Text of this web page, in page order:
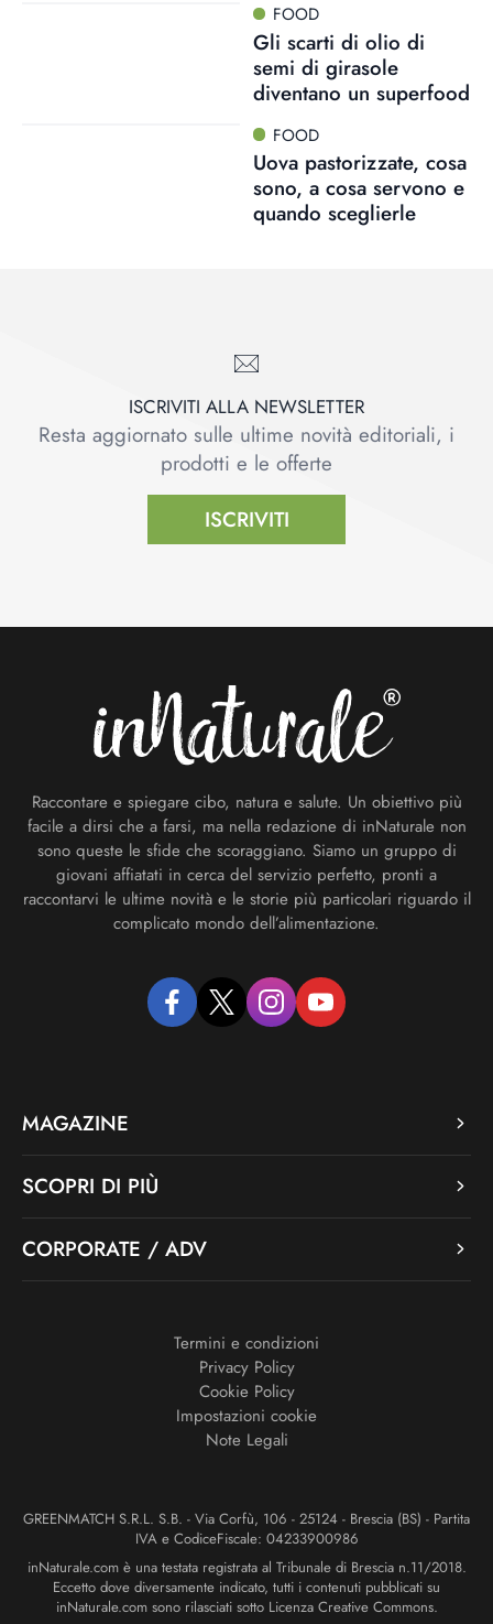
FOOD
Gli scarti di olio di
semi di girasole
diventano un superfood
FOOD
Uova pastorizzate, cosa
sono, a cosa servono e
quando sceglierle
ISCRIVITI ALLA NEWSLETTER
Resta aggiornato sulle ultime novità editoriali, i
prodotti e le offerte
ISCRIVITI
Raccontare e spiegare cibo, natura e salute. Un obiettivo più
facile a dirsi che a farsi, ma nella redazione di inNaturale non
sono queste le sfide che scoraggiano. Siamo un gruppo di
giovani affiatati in cerca del servizio perfetto, pronti a
raccontarvi le ultime novità e le storie più particolari riguardo il
complicato mondo dell’alimentazione.
facebooktwitter instagramyoutube
MAGAZINE
SCOPRI DI PIÙ
CORPORATE / ADV
Termini e condizioni
Privacy Policy
Cookie Policy
Impostazioni cookie
Note Legali
GREENMATCH S.R.L. S.B. - Via Corfù, 106 - 25124 - Brescia (BS) - Partita
IVA e CodiceFiscale: 04233900986
inNaturale.com è una testata registrata al Tribunale di Brescia n.11/2018.
Eccetto dove diversamente indicato, tutti i contenuti pubblicati su
inNaturale.com sono rilasciati sotto Licenza Creative Commons.